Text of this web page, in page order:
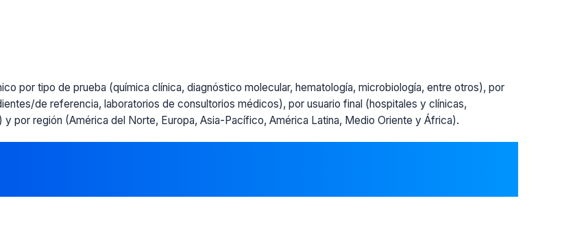
por tipo de prueba (química clínica, diagnóstico molecular, hematología, microbiología, entre otros), por
de referencia, laboratorios de consultorios médicos), por usuario final (hospitales y clínicas,
por región (América del Norte, Europa, Asia-Pacífico, América Latina, Medio Oriente y África).